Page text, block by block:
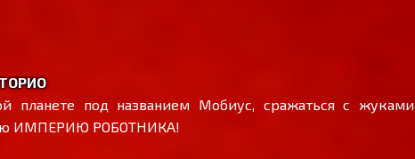
планете под названием Мобиус, сражаться с жуками
ИМПЕРИЮ РОБОТНИКА!